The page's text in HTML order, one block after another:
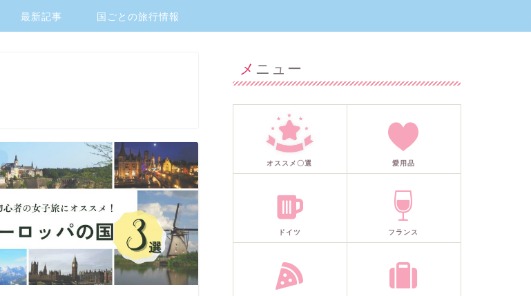
最新記事 国ごとの旅行情報
メニュー
オススメ〇選 愛用品
ドイツ フランス